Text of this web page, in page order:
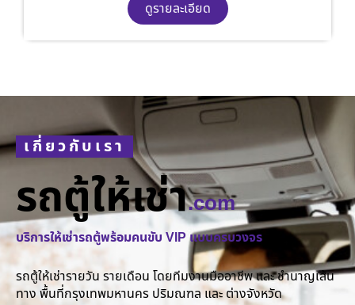
ดูรายละเอียด
เกี่ยวกับเรา
รถตู้ให้เช่า.com
บริการให้เช่ารถตู้พร้อมคนขับ VIP แบบครบวงจร
รถตู้ให้เช่ารายวัน รายเดือน โดยทีมงานมืออาชีพ และ ชำนาญเส้น
ทาง พื้นที่กรุงเทพมหานคร ปริมณฑล และ ต่างจังหวัด